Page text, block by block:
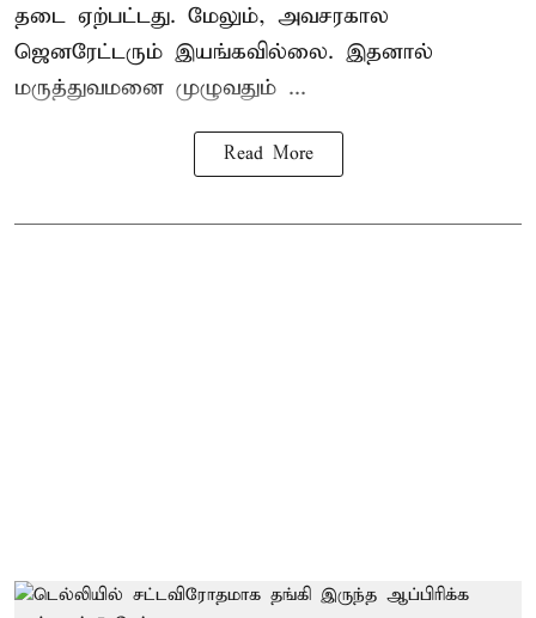
தடை ஏற்பட்டது. மேலும், அவசரகால
ஜெனரேட்டரும் இயங்கவில்லை. இதனால்
மருத்துவமனை முழுவதும் ...
Read More